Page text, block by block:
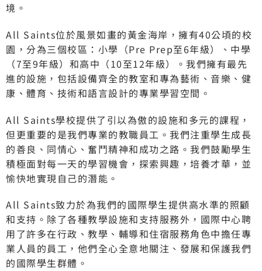
境。
All Saints位於風景如畫的黃金海岸，擁有40公頃的校
園，分為三個校區：小學（Pre Prep至6年級）、中學
（7至9年級）和高中（10至12年級）。我們擁有最先
進的設施，包括設備齊全的教室和專為藝術、音樂、健
康、體育、技術和語言設計的專業學習空間。
All Saints學校提供了引以為傲的設施和多元的課程，
但更重要的是我們專業的教職員工。我們注重學生成長
的善良、同情心、奮鬥精神和成功之路。我們鼓勵學生
積極面對每一天的學習機會，探索興趣，培養才華，並
愉快地實現自己的潛能。
All Saints致力於為我們的國際學生提供高水準的照顧
和支持。除了各種教學設施和支持服務外，國際中心聘
用了許多在行政、教學、輔導和住宿服務角色中擔任專
業人員的員工，他們全心全意地關注、發展和保護我們
的國際學生群體。